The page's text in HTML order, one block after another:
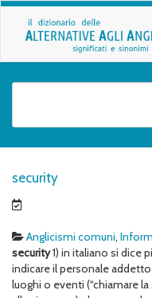
security
Anglicismi comuni,
security1) in italiano si dice
indicare il personale
luoghi o eventi (“chiamare